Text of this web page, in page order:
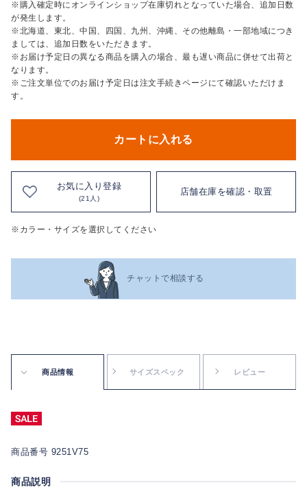
※購入確定時にオンラインショップ在庫切れとなっていた場合、追加日数
が発生します。
※北海道、東北、中国、四国、九州、沖縄、その他離島・一部地域につき
ましては、追加日数をいただきます。
※お届け予定日の異なる商品を購入の場合、最も遅い商品に併せて出荷と
なります。
※ご注文単位でのお届け予定日は注文手続きページにて確認いただけま
す。
カートに入れる
お気に入り登録
(21人)
店舗在庫を確認・取置
※カラー・サイズを選択してください
チャットで相談する
商品情報 サイズスペック レビュー
商品番号 9251V75
商品説明